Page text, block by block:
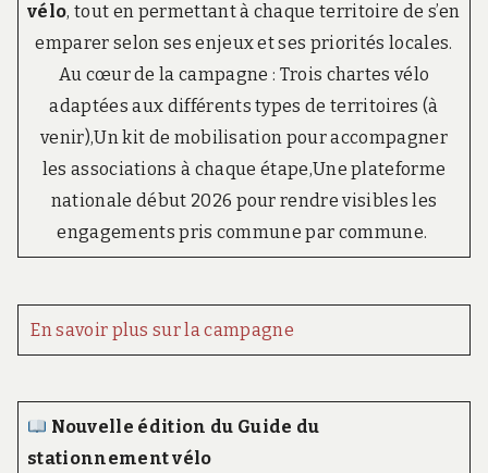
vélo, tout en permettant à chaque territoire de s’en
emparer selon ses enjeux et ses priorités locales.
Au cœur de la campagne : Trois chartes vélo
adaptées aux différents types de territoires (à
venir),Un kit de mobilisation pour accompagner
les associations à chaque étape,Une plateforme
nationale début 2026 pour rendre visibles les
engagements pris commune par commune. ­
­En savoir plus sur la campagne
Nouvelle édition du Guide du
stationnement vélo